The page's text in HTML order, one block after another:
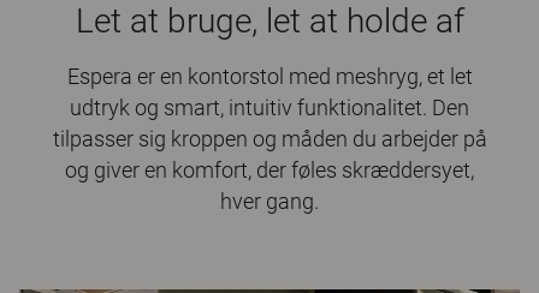
Let at bruge, let at holde af
Espera er en kontorstol med meshryg, et let
udtryk og smart, intuitiv funktionalitet. Den
tilpasser sig kroppen og måden du arbejder på
og giver en komfort, der føles skræddersyet,
hver gang.